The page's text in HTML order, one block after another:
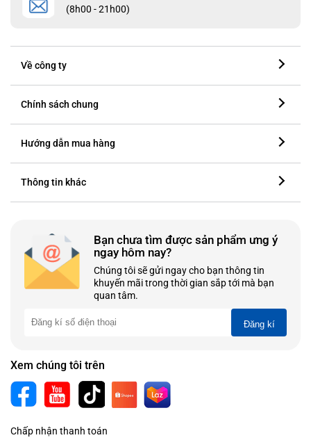
(8h00 - 21h00)
Về công ty
Chính sách chung
Hướng dẫn mua hàng
Thông tin khác
Bạn chưa tìm được sản phẩm ưng ý
ngay hôm nay?
Chúng tôi sẽ gửi ngay cho bạn thông tin
khuyến mãi trong thời gian sắp tới mà bạn
quan tâm.
Đăng kí
Xem chúng tôi trên
Chấp nhận thanh toán